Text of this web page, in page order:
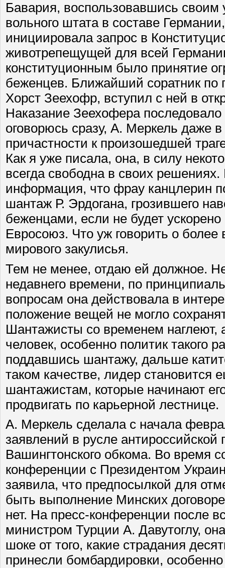
Бавария, воспользовавшись своим
вольного штата в составе
инициировала запрос в
животрепещущей для всей
конституционным было принятие
беженцев. Ближайший соратник
Хорст Зеехофр, вступил с ней в
Наказание Зеехофера
оговорюсь сразу, А. Меркель даже в
причастности к произошедшей
Как я уже писала, она, в силу
всегда свободна в своих
информация, что фрау канцлерин
шантаж Р. Эрдогана, грозившего
беженцами, если не будет
Евросоюз. Что уж говорить о более
мирового закулисья.
Тем не менее, отдаю ей должное.
недавнего времени, по
вопросам она действовала в
положение вещей не могло
Шантажисты со временем
человек, особенно политик такого
поддавшись шантажу, дальше
таком качестве, лидер становится
шантажистам, которые начинают
продвигать по карьерной лестнице.
А. Меркель сделала с начала
заявлений в русле антироссийской
Вашингтонского обкома. Во время
конференции с Президентом
заявила, что предпосылкой для
быть выполнение Минских
нет. На пресс-конференции после
министром Турции А. Давутоглу,
шоке от того, какие страдания
принесли бомбардировки,